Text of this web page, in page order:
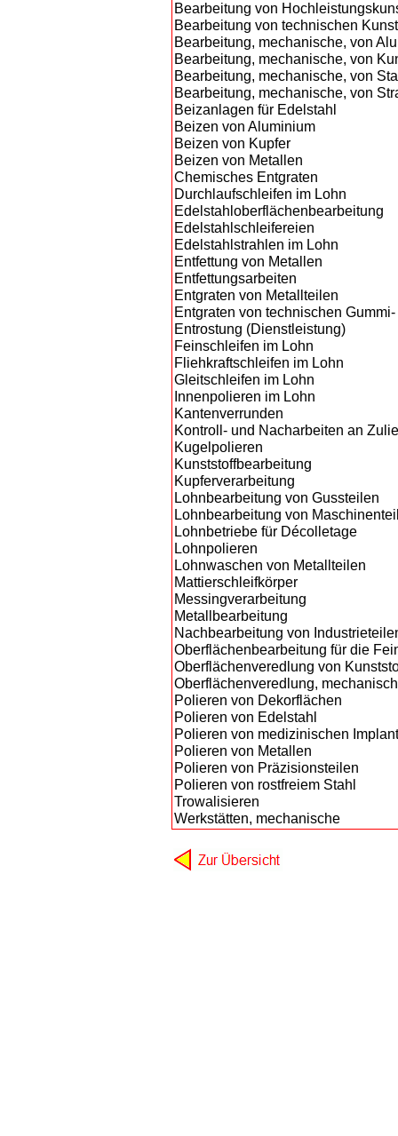
Bearbeitung von
Bearbeitung von technischen
Bearbeitung, mechanische, von
Bearbeitung, mechanische, von
Bearbeitung, mechanische, von
Bearbeitung, mechanische, von
Beizanlagen für Edelstahl
Beizen von Aluminium
Beizen von Kupfer
Beizen von Metallen
Chemisches Entgraten
Durchlaufschleifen im Lohn
Edelstahloberflächenbearbeitung
Edelstahlschleifereien
Edelstahlstrahlen im Lohn
Entfettung von Metallen
Entfettungsarbeiten
Entgraten von Metallteilen
Entgraten von technischen
Entrostung (Dienstleistung)
Feinschleifen im Lohn
Fliehkraftschleifen im Lohn
Gleitschleifen im Lohn
Innenpolieren im Lohn
Kantenverrunden
Kontroll- und Nacharbeiten an
Kugelpolieren
Kunststoffbearbeitung
Kupferverarbeitung
Lohnbearbeitung von Gussteilen
Lohnbearbeitung von
Lohnbetriebe für Décolletage
Lohnpolieren
Lohnwaschen von Metallteilen
Mattierschleifkörper
Messingverarbeitung
Metallbearbeitung
Nachbearbeitung von
Oberflächenbearbeitung für die
Oberflächenveredlung von
Oberflächenveredlung,
Polieren von Dekorflächen
Polieren von Edelstahl
Polieren von medizinischen
Polieren von Metallen
Polieren von Präzisionsteilen
Polieren von rostfreiem Stahl
Trowalisieren
Werkstätten, mechanische